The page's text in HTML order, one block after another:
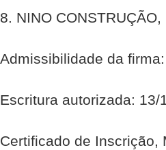
8. NINO
Admissibilidade da
Escritura autorizada: 13/
Certificado de Inscrição,